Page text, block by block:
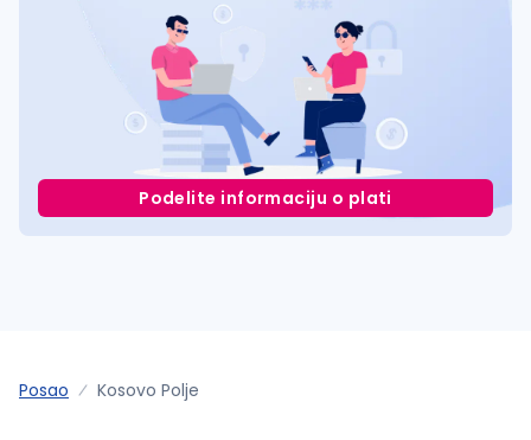
Podelite informaciju o plati
Posao Kosovo Polje